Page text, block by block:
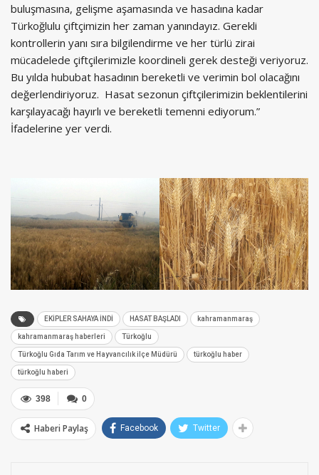
buluşmasına, gelişme aşamasında ve hasadına kadar
Türkoğlulu çiftçimizin her zaman yanındayız. Gerekli
kontrollerin yanı sıra bilgilendirme ve her türlü zirai
mücadelede çiftçilerimizle koordineli gerek desteği veriyoruz.
Bu yılda hububat hasadının bereketli ve verimin bol olacağını
değerlendiriyoruz. Hasat sezonun çiftçilerimizin beklentilerini
karşılayacağı hayırlı ve bereketli temenni ediyorum.”
İfadelerine yer verdi.
EKİPLER SAHAYA İNDİ HASAT BAŞLADI kahramanmaraş
kahramanmaraş haberleri Türkoğlu
Türkoğlu Gıda Tarım ve Hayvancılık ilçe Müdürü türkoğlu haber
türkoğlu haberi
0
398
Haberi Paylaş Facebook Twitter